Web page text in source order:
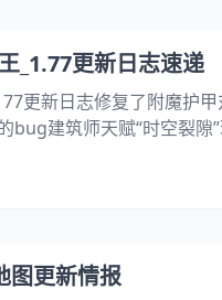
_1.77更新日志速递
更新日志修复了附魔护
bug建筑师天赋“时空裂隙
图更新情报